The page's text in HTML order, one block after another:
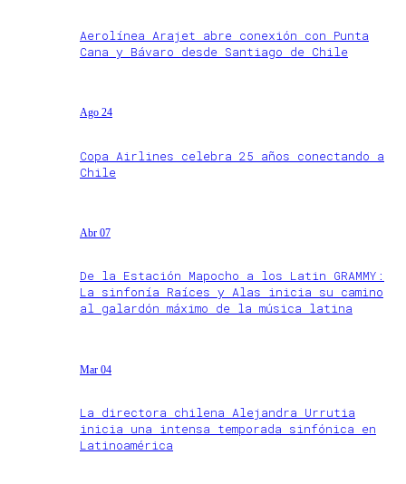
Aerolínea Arajet abre conexión con Punta
Cana y Bávaro desde Santiago de Chile
Ago 24
Copa Airlines celebra 25 años conectando a
Chile
Abr 07
De la Estación Mapocho a los Latin GRAMMY:
La sinfonía Raíces y Alas inicia su camino
al galardón máximo de la música latina
Mar 04
La directora chilena Alejandra Urrutia
inicia una intensa temporada sinfónica en
Latinoamérica